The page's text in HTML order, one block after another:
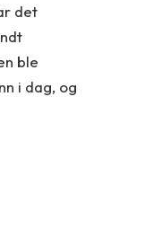
det
ble
i dag, og